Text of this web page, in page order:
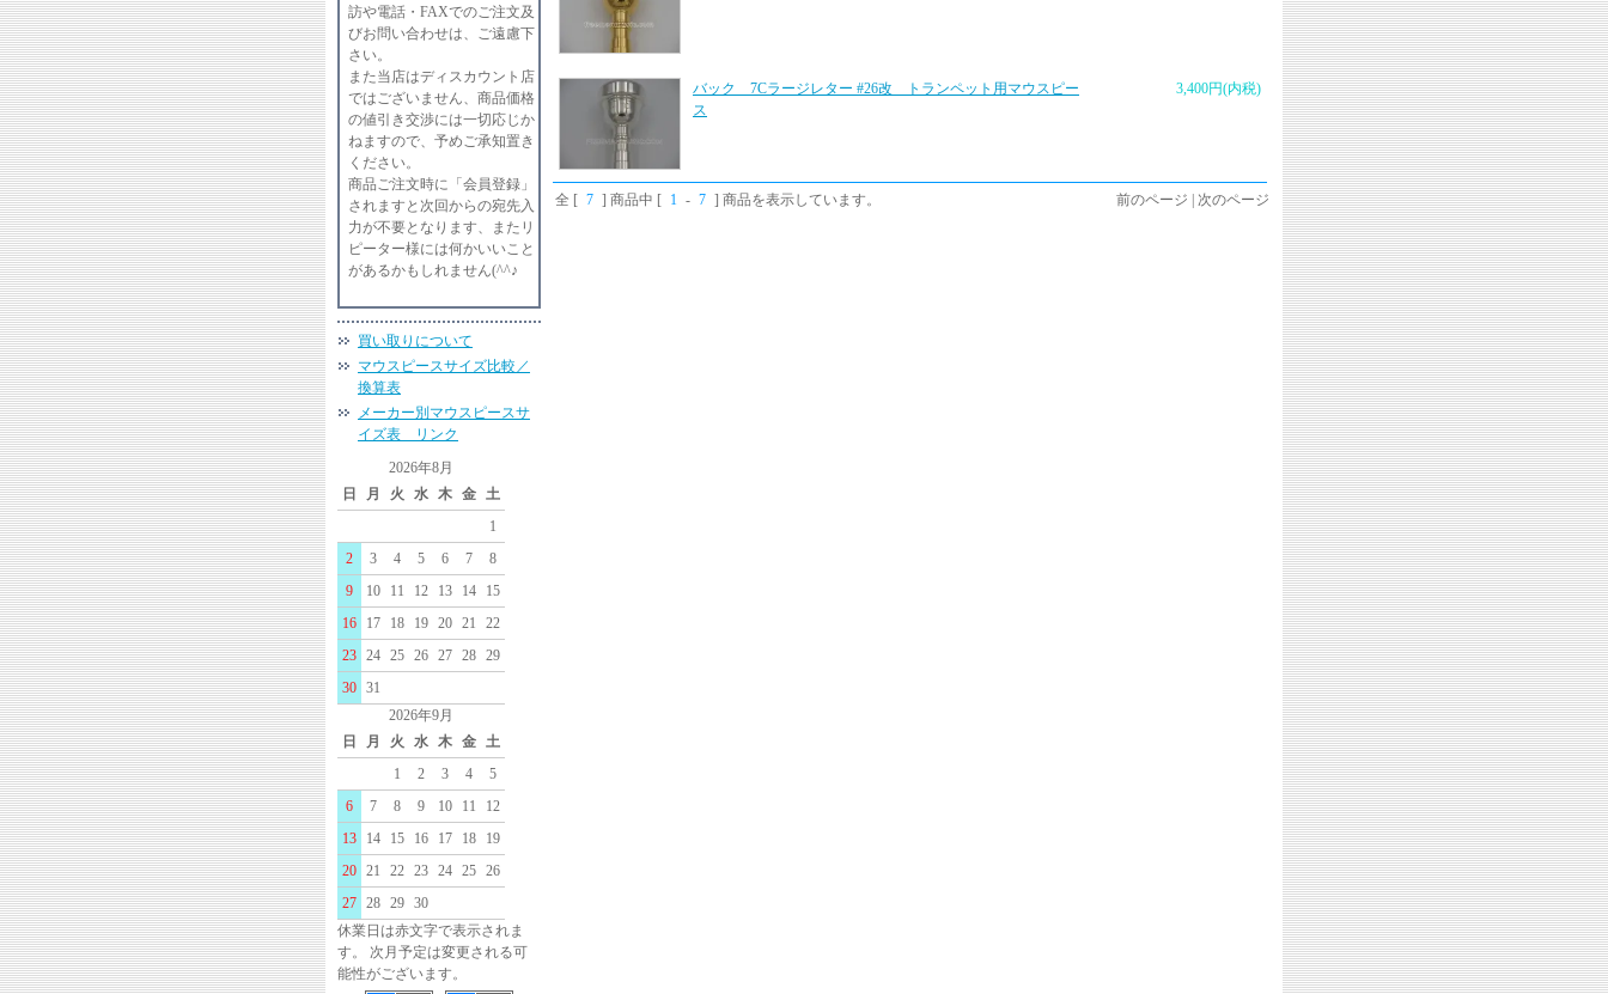
訪や電話・FAXでのご注文及
びお問い合わせは、ご遠慮下
さい。
また当店はディスカウント店
ではございません、商品価格
の値引き交渉には一切応じか
ねますので、予めご承知置き
ください。
商品ご注文時に「会員登録」
されますと次回からの宛先入
力が不要となります、またリ
ピーター様には何かいいこと
があるかもしれません(^^♪
買い取りについて
マウスピースサイズ比較／
換算表
メーカー別マウスピースサ
イズ表 リンク
2026年8月
日
月 火 水 木 金 土
1
2
3 4 5 6 7
8
9
10 11 12 13 14
15
16
17 18 19 20 21
22
23 24 25 26 27 28 29
30 31
2026年9月
日
月 火 水 木 金 土
1
2 3 4
5
6
7 8 9 10 11
12
13
14 15 16 17 18
19
20 21 22 23 24 25 26
27 28 29 30
休業日は赤文字で表示されま
す。 次月予定は変更される可
能性がございます。
3,400円(内税)
バック 7Cラージレター #26改 トランペット用マウスピー
ス
全 [ 7 ] 商品中 [ 1 - 7 ] 商品を表示しています。 前のページ | 次のページ